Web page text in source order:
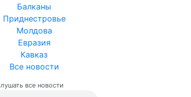
Балканы
Приднестровье
Молдова
Евразия
Кавказ
Все новости
все новости